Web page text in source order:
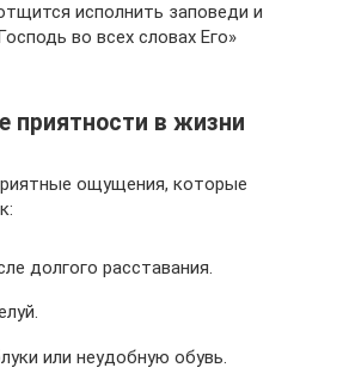
исполнить заповеди и
во всех словах Его»
приятности в жизни
ощущения, которые
долгого расставания.
или неудобную обувь.